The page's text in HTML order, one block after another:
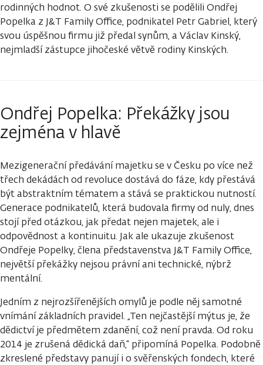
rodinných hodnot. O své zkušenosti se podělili Ondřej
Popelka z J&T Family Office, podnikatel Petr Gabriel, který
svou úspěšnou firmu již předal synům, a Václav Kinský,
nejmladší zástupce jihočeské větvě rodiny Kinských.
Ondřej Popelka: Překážky jsou
zejména v hlavě
Mezigenerační předávání majetku se v Česku po více než
třech dekádách od revoluce dostává do fáze, kdy přestává
být abstraktním tématem a stává se praktickou nutností.
Generace podnikatelů, která budovala firmy od nuly, dnes
stojí před otázkou, jak předat nejen majetek, ale i
odpovědnost a kontinuitu. Jak ale ukazuje zkušenost
Ondřeje Popelky, člena představenstva J&T Family Office,
největší překážky nejsou právní ani technické, nýbrž
mentální.
Jedním z nejrozšířenějších omylů je podle něj samotné
vnímání základních pravidel. „Ten nejčastější mýtus je, že
dědictví je předmětem zdanění, což není pravda. Od roku
2014 je zrušená dědická daň,“ připomíná Popelka. Podobně
zkreslené představy panují i o svěřenských fondech, které